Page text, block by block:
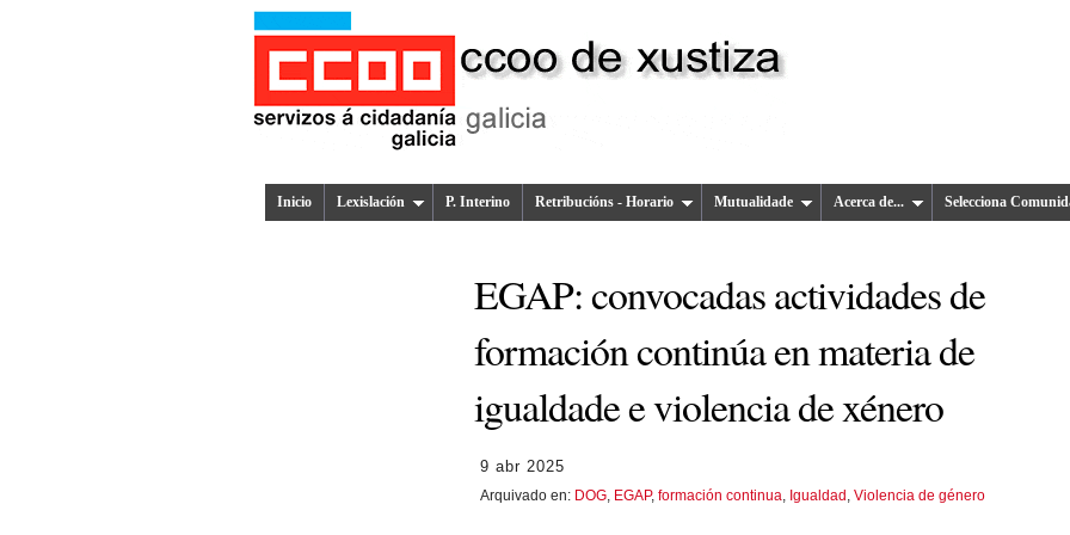
Inicio Lexislación P. Interino Retribucións - Horario Mutualidade Acerca de... Selecciona
EGAP: convocadas actividades de
formación continúa en materia de
igualdade e violencia de xénero
9 abr 2025
Arquivado en: DOG EGAP, formación continua Igualdad Violencia de género